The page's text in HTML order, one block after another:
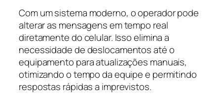
Com um sistema moderno, o operador pode
alterar as mensagens em tempo real
diretamente do celular. Isso elimina a
necessidade de deslocamentos até o
equipamento para atualizações manuais,
otimizando o tempo da equipe e permitindo
respostas rápidas a imprevistos.